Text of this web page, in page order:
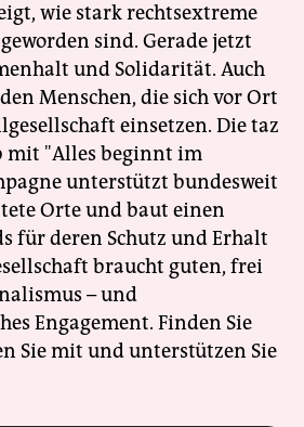
wie stark rechtsextreme
sind. Gerade jetzt
und Solidarität. Auch
Menschen, die sich vor Ort
einsetzen. Die taz
mit "Alles beginnt im
unterstützt bundesweit
Orte und baut einen
für deren Schutz und Erhalt
braucht guten, frei
– und
Engagement. Finden Sie
Sie mit und unterstützen Sie